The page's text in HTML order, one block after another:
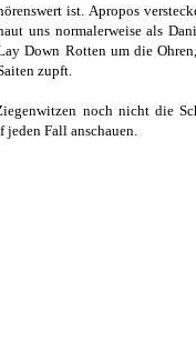
ist. Apropos
uns normalerweise als
Down Rotten um die
zupft.
noch nicht die
Fall anschauen.